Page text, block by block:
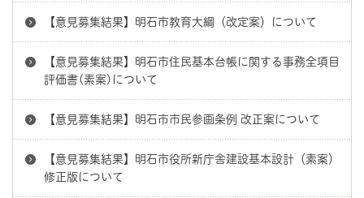
【意見募集結果】明石市教育大綱（改定案）について
【意見募集結果】明石市住民基本台帳に関する事務全項目
評価書(素案)について
【意見募集結果】明石市市民参画条例 改正案について
【意見募集結果】明石市役所新庁舎建設基本設計（素案）
修正版について